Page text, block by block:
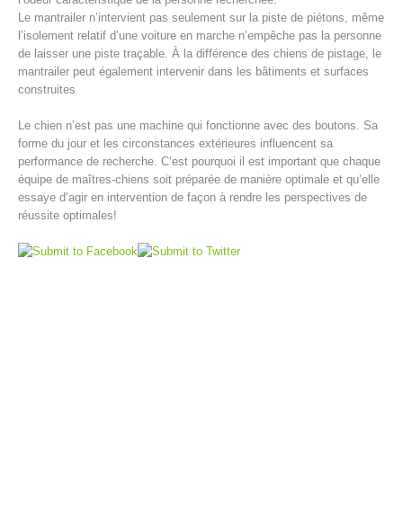
Le mantrailer n’intervient pas seulement sur la piste de piétons, même
l’isolement relatif d’une voiture en marche n’empêche pas la personne
de laisser une piste traçable. À la différence des chiens de pistage, le
mantrailer peut également intervenir dans les bâtiments et surfaces
construites
Le chien n’est pas une machine qui fonctionne avec des boutons. Sa
forme du jour et les circonstances extérieures influencent sa
performance de recherche. C’est pourquoi il est important que chaque
équipe de maîtres-chiens soit préparée de manière optimale et qu’elle
essaye d’agir en intervention de façon à rendre les perspectives de
réussite optimales!